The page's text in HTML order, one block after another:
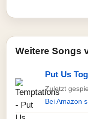
Weitere Songs
Put Us
Zuletzt
Bei Amazon